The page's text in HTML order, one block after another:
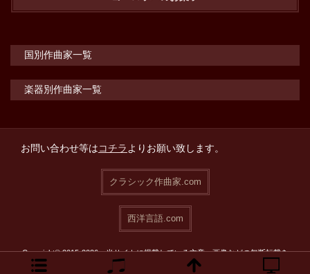
国別作曲家一覧
楽器別作曲家一覧
お問い合わせ等はコチラよりお願い致します。
クラシック作曲家.com
西洋言語.com
Copyright© 2015-2026 当サイトに掲載している文章・画像などの無断転載を